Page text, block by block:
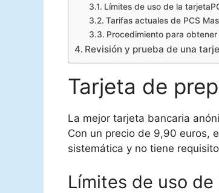
Límites de uso de la
Tarifas actuales de PCS
Procedimiento para
Revisión y prueba de una
Tarjeta de
La mejor tarjeta bancaria
Con un precio de 9,90 euros,
sistemática y no tiene
Límites de uso